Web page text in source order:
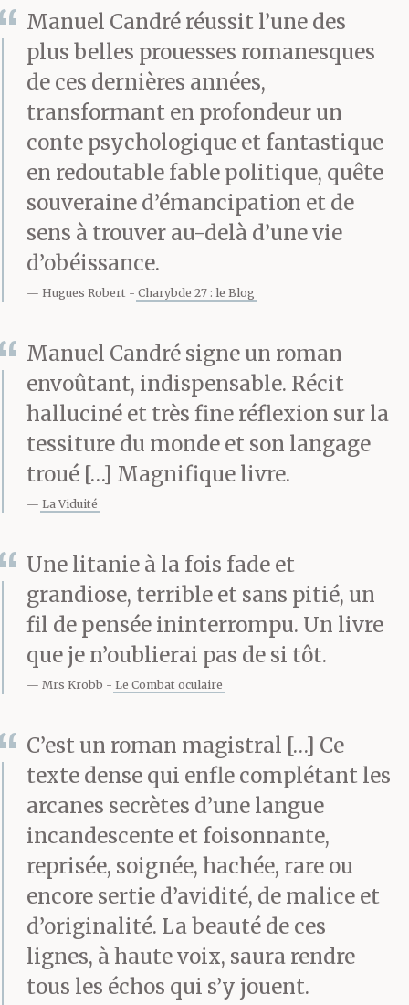
voix grimpent. Sur le
lit. Elles rampent,
sautillent, glissent
comme la Lune. Elles
m’encerclent de telle
sorte que je ne peux
m’enfuir ni me sauver,
elles sont intelligentes.
L’une d’elles est
parvenue jusqu’à mon
oreille où elle s’est
logée. Elle me susurre
certains mots en une
lascives qui pourraient
faire vomir ou venir.
Une autre me suce le
coeur, évoquant des
pas. Deux voix
grimpent le long de
mes jambes, d’une
espèce particulièrement
agressive, ce qu’elles
font : souffler
l’insoutenable sur ma
Manuel Candré réussit l’une des
plus belles prouesses romanesques
de ces dernières années,
transformant en profondeur un
conte psychologique et fantastique
en redoutable fable politique, quête
souveraine d’émancipation et de
sens à trouver au-delà d’une vie
d’obéissance.
Hugues Robert Charybde 27 : le Blog
Manuel Candré signe un roman
envoûtant, indispensable. Récit
halluciné et très fine réflexion sur la
tessiture du monde et son langage
troué […] Magnifique livre.
La Viduité
Une litanie à la fois fade et
grandiose, terrible et sans pitié, un
fil de pensée ininterrompu. Un livre
que je n’oublierai pas de si tôt.
Mrs Krobb Le Combat oculaire
C’est un roman magistral […] Ce
texte dense qui enfle complétant les
arcanes secrètes d’une langue
incandescente et foisonnante,
reprisée, soignée, hachée, rare ou
encore sertie d’avidité, de malice et
d’originalité. La beauté de ces
lignes, à haute voix, saura rendre
tous les échos qui s’y jouent.